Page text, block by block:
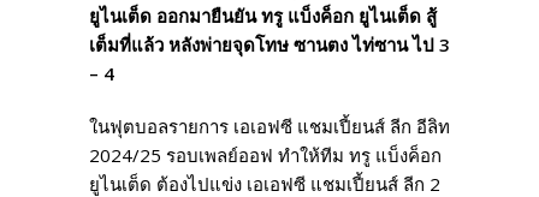
ยูไนเต็ด ออกมายืนยัน ทรู แบ็งค็อก ยูไนเต็ด สู้
เต็มที่แล้ว หลังพ่ายจุดโทษ ซานตง ไท่ซาน ไป 3
– 4
ในฟุตบอลรายการ เอเอฟซี แชมเปี้ยนส์ ลีก อีลิท
2024/25 รอบเพลย์ออฟ ทำให้ทีม ทรู แบ็งค็อก
ยูไนเต็ด ต้องไปแข่ง เอเอฟซี แชมเปี้ยนส์ ลีก 2